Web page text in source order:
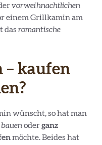
vorweihnachtlichen
einem Grillkamin am
dasromantische
kaufen
wünscht, so hat man
oderganz
möchte. Beides hat